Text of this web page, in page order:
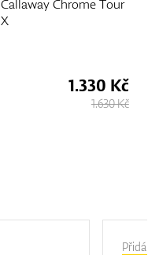
Callaway Chrome Tour
X
1.330 Kč
1.630 Kč